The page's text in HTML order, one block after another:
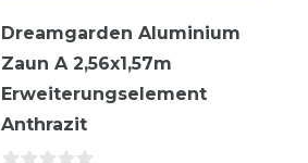
Dreamgarden Aluminium
Zaun A 2,56x1,57m
Erweiterungselement
Anthrazit